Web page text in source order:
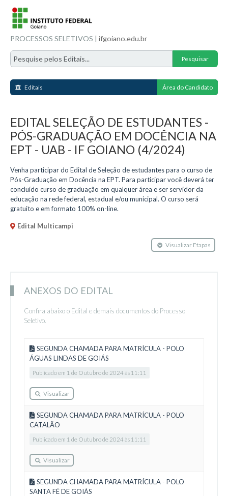
PROCESSOS SELETIVOS | ifgoiano.edu.br
Editais Área do Candidato
EDITAL SELEÇÃO DE ESTUDANTES -
PÓS-GRADUAÇÃO EM DOCÊNCIA NA
EPT - UAB - IF GOIANO (4/2024)
Venha participar do Edital de Seleção de estudantes para o curso de
Pós-Graduação em Docência na EPT. Para participar você deverá ter
concluído curso de graduação em qualquer área e ser servidor da
educação na rede federal, estadual e/ou municipal. O curso será
gratuito e em formato 100% on-line.
Edital Multicampi
Visualizar Etapas
ANEXOS DO EDITAL
Confira abaixo o Edital e demais documentos do Processo
Seletivo.
SEGUNDA CHAMADA PARA MATRÍCULA - POLO
ÁGUAS LINDAS DE GOIÁS
Publicado em 1 de Outubro de 2024 às 11:11
Visualizar
SEGUNDA CHAMADA PARA MATRÍCULA - POLO
CATALÃO
Publicado em 1 de Outubro de 2024 às 11:11
Visualizar
SEGUNDA CHAMADA PARA MATRÍCULA - POLO
SANTA FÉ DE GOIÁS